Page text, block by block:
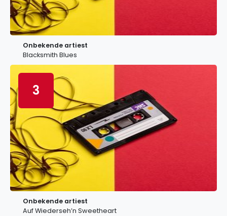
Onbekende artiest
Blacksmith Blues
3
Onbekende artiest
Auf Wiederseh’n Sweetheart